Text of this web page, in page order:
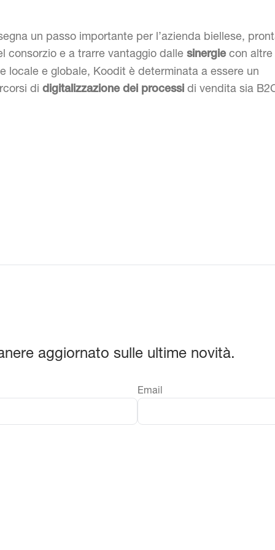
un passo importante per l’azienda biellese,
consorzio e a trarre vantaggio dalle sinergiecon altre
locale e globale, Koodit è determinata a essere un
di digitalizzazione dei processidi vendita sia
aggiornato sulle ultime novità.
Email